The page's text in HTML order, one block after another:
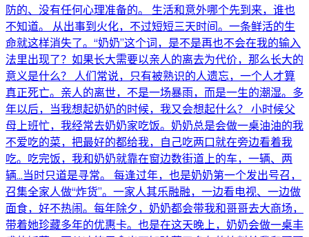
防的、没有任何心理准备的。 生活和意外哪个先到来，谁也
不知道。 从出事到火化，不过短短三天时间。一条鲜活的生
命就这样消失了。“奶奶”这个词，是不是再也不会在我的输入
法里出现了？如果长大需要以亲人的离去为代价，那么长大的
意义是什么？ 人们常说，只有被熟识的人遗忘，一个人才算
真正死亡。亲人的离世，不是一场暴雨，而是一生的潮湿。多
年以后，当我想起奶奶的时候，我又会想起什么？ 小时候父
母上班忙，我经常去奶奶家吃饭。奶奶总是会做一桌油油的我
不爱吃的菜，把最好的都给我，自己吃两口就在旁边看着我
吃。吃完饭，我和奶奶就靠在窗边数街道上的车，一辆、两
辆…当时只道是寻常。 每逢过年，也是奶奶第一个发出号召，
召集全家人做“炸货”。一家人其乐融融，一边看电视、一边做
面食，好不热闹。每年除夕，奶奶都会带我和哥哥去大商场，
带着她珍藏多年的优惠卡。也是在这天晚上，奶奶会做一桌丰